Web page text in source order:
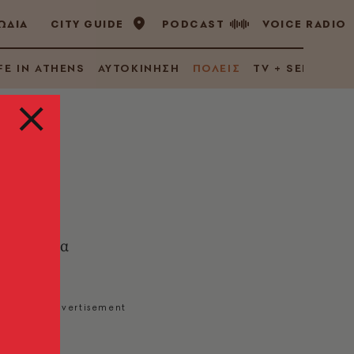
CITY GUIDE PODCAST VOICE RADIO
IN ATHENS ΑΥΤΟΚΙΝΗΣΗ ΠΟΛΕΙΣ TV + SERIES
και τα